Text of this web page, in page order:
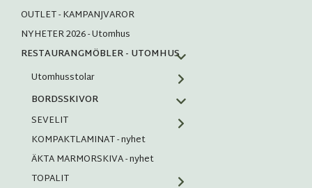
OUTLET - KAMPANJVAROR
NYHETER 2026 - Utomhus
RESTAURANGMÖBLER - UTOMHUS
Utomhusstolar
BORDSSKIVOR
SEVELIT
KOMPAKTLAMINAT - nyhet
ÄKTA MARMORSKIVA - nyhet
TOPALIT